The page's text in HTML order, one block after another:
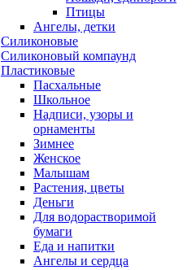
Птицы
Ангелы, детки
Силиконовые
Силиконовый компаунд
Пластиковые
Пасхальные
Школьное
Надписи, узоры и
орнаменты
Зимнее
Женское
Малышам
Растения, цветы
Деньги
Для водорастворимой
бумаги
Еда и напитки
Ангелы и сердца